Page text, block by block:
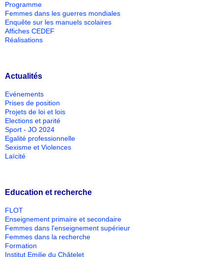
Programme
Femmes dans les guerres mondiales
Enquête sur les manuels scolaires
Affiches CEDEF
Réalisations
Actualités
Evénements
Prises de position
Projets de loi et lois
Elections et parité
Sport - JO 2024
Egalité professionnelle
Sexisme et Violences
Laïcité
Education et recherche
FLOT
Enseignement primaire et secondaire
Femmes dans l'enseignement supérieur
Femmes dans la recherche
Formation
Institut Emilie du Châtelet